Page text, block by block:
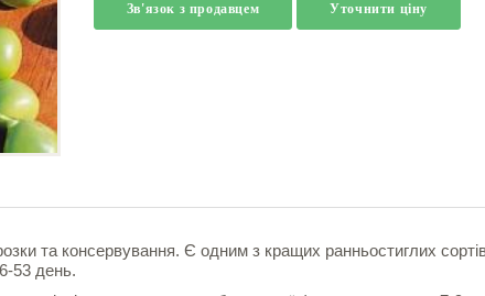
Зв'язок з продавцем Уточнити ціну
та консервування. Є одним з кращих ранньостиглих
53 день.